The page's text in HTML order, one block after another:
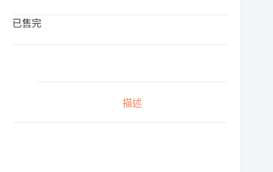
已售完
描述